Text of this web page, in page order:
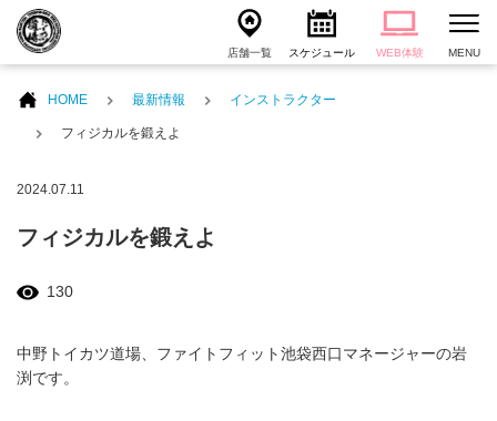
店舗一覧 スケジュール WEB体験 MENU
HOME 最新情報 インストラクター
フィジカルを鍛えよ
2024.07.11
フィジカルを鍛えよ
130
中野トイカツ道場、ファイトフィット池袋西口マネージャーの岩
渕です。